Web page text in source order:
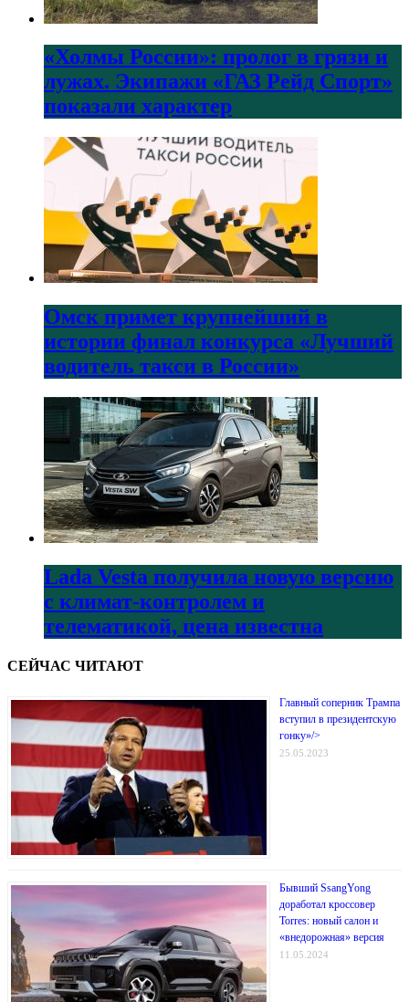
«Холмы России»: пролог в грязи и
лужах. Экипажи «ГАЗ Рейд Спорт»
показали характер
Омск примет крупнейший в
истории финал конкурса «Лучший
водитель такси в России»
Lada Vesta получила новую версию
с климат-контролем и
телематикой, цена известна
СЕЙЧАС ЧИТАЮТ
Главный соперник Трампа
вступил в президентскую
гонку»/>
25.05.2023
Бывший SsangYong
доработал кроссовер
Torres: новый салон и
«внедорожная» версия
11.05.2024